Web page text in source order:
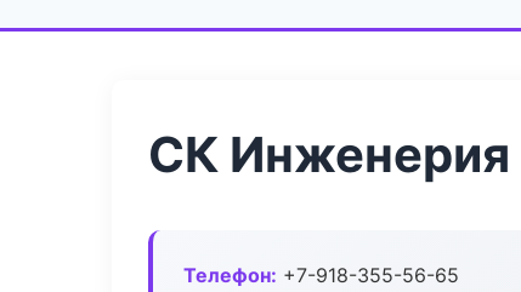
СК
Телефон: +7-918-355-56-65